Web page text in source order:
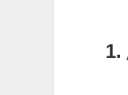
1.